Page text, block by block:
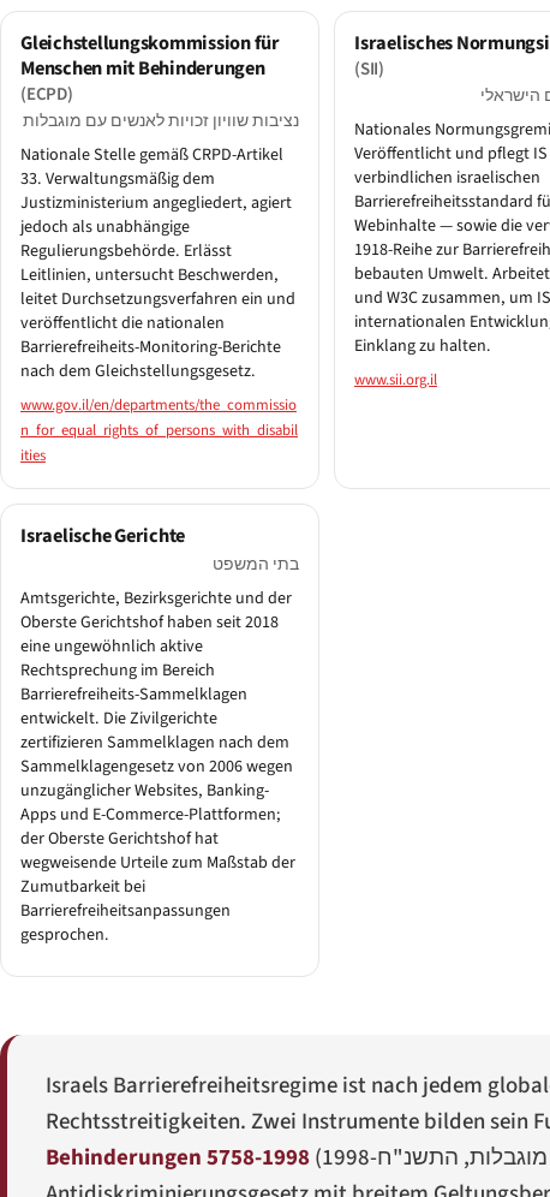
Gleichstellungskommission für
Menschen mit Behinderungen
(ECPD)
נציבות שוויון זכויות לאנשים עם מוגבלות
Nationale Stelle gemäß CRPD-Artikel
33. Verwaltungsmäßig dem
Justizministerium angegliedert, agiert
jedoch als unabhängige
Regulierungsbehörde. Erlässt
Leitlinien, untersucht Beschwerden,
leitet Durchsetzungsverfahren ein und
veröffentlicht die nationalen
Barrierefreiheits-Monitoring-Berichte
nach dem Gleichstellungsgesetz.
www.gov.il/en/departments/the_commissio
n_for_equal_rights_of_persons_with_disabil
ities
Israelisches
(SII)
הישראלי
Nationales
Veröffentlicht und pflegt
verbindlichen israelischen
Barrierefreiheitsstandard
Webinhalte — sowie die
1918-Reihe zur
bebauten Umwelt.
und W3C zusammen, um
internationalen
Einklang zu halten.
www.sii.org.il
Israelische Gerichte
בתי המשפט
Amtsgerichte, Bezirksgerichte und der
Oberste Gerichtshof haben seit 2018
eine ungewöhnlich aktive
Rechtsprechung im Bereich
Barrierefreiheits-Sammelklagen
entwickelt. Die Zivilgerichte
zertifizieren Sammelklagen nach dem
Sammelklagengesetz von 2006 wegen
unzugänglicher Websites, Banking-
Apps und E-Commerce-Plattformen;
der Oberste Gerichtshof hat
wegweisende Urteile zum Maßstab der
Zumutbarkeit bei
Barrierefreiheitsanpassungen
gesprochen.
Israels Barrierefreiheitsregime ist nach jedem
Rechtsstreitigkeiten. Zwei Instrumente bilden sein
Behinderungen 5758-1998( התשנ"ח-1998